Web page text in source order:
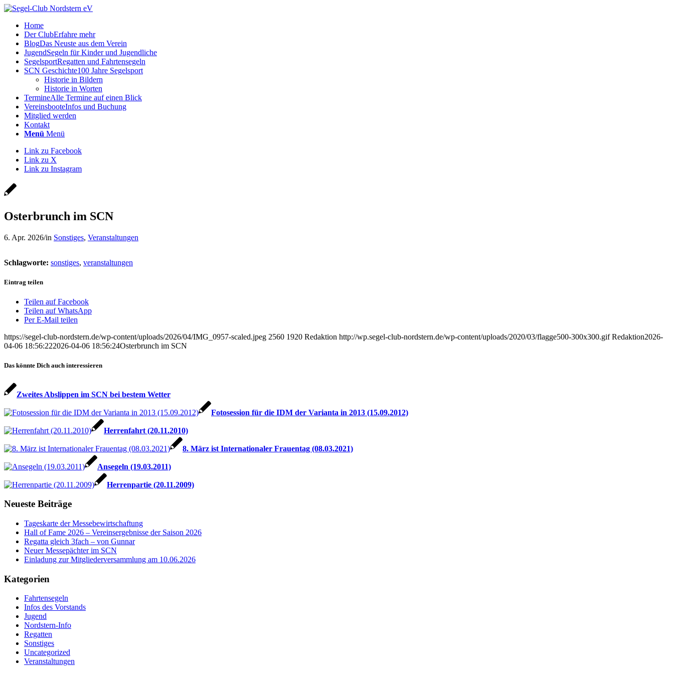
Home
Der ClubErfahre mehr
BlogDas Neuste aus dem Verein
JugendSegeln für Kinder und Jugendliche
SegelsportRegatten und Fahrtensegeln
SCN Geschichte100 Jahre Segelsport
Historie in Bildern
Historie in Worten
TermineAlle Termine auf einen Blick
VereinsbooteInfos und Buchung
Mitglied werden
Kontakt
Menü Menü
Link zu Facebook
Link zu X
Link zu Instagram
Osterbrunch im SCN
6. Apr. 2026/in Sonstiges, Veranstaltungen
Schlagworte: sonstiges, veranstaltungen
Eintrag teilen
Teilen auf Facebook
Teilen auf WhatsApp
Per E-Mail teilen
https://segel-club-nordstern.de/wp-content/uploads/2026/04/IMG_0957-scaled.jpeg 2560 1920 Redaktion http://wp.segel-club-nordstern.de/wp-content/uploads/2020/03/flagge500-300x300.gif Redaktion2026-
04-06 18:56:222026-04-06 18:56:24Osterbrunch im SCN
Das könnte Dich auch interessieren
Zweites Abslippen im SCN bei bestem Wetter
Fotosession für die IDM der Varianta in 2013 (15.09.2012)
Herrenfahrt (20.11.2010)
8. März ist Internationaler Frauentag (08.03.2021)
Ansegeln (19.03.2011)
Herrenpartie (20.11.2009)
Neueste Beiträge
Tageskarte der Messebewirtschaftung
Hall of Fame 2026 – Vereinsergebnisse der Saison 2026
Regatta gleich 3fach – von Gunnar
Neuer Messepächter im SCN
Einladung zur Mitgliederversammlung am 10.06.2026
Kategorien
Fahrtensegeln
Infos des Vorstands
Jugend
Nordstern-Info
Regatten
Sonstiges
Uncategorized
Veranstaltungen